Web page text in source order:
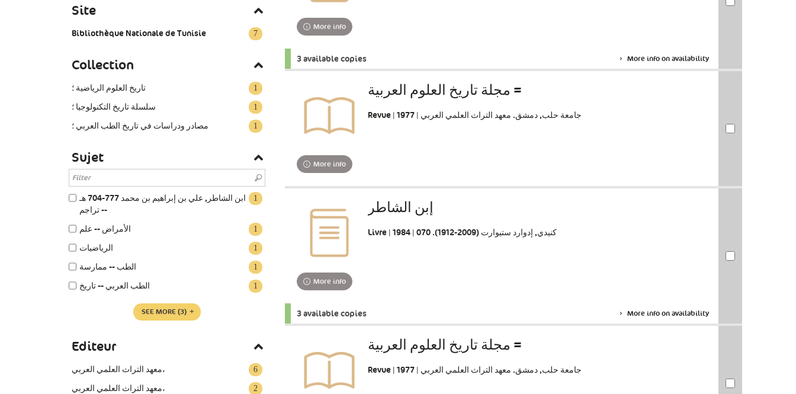
More info
3 available copies More info on availability
مجلة تاريخ العلوم العربية =
Revue | جامعة حلب‏, ‏دمشق‏. ‏معهد التراث العلمي العربي‏ | 1977
More info
إبن الشاطر‏
Livre | كنيدي, إدوارد ستيوارت (‏1912-2009). ‏070 | 1984
More info
3 available copies More info on availability
مجلة تاريخ العلوم العربية =
Revue | جامعة حلب‏, ‏دمشق‏. ‏معهد التراث العلمي العربي‏ | 1977
Site
7
Bibliothèque Nationale de Tunisie
Collection
1 تاريخ العلوم الرياضية ؛
1 سلسلة تاريخ التكنولوجيا‏ ؛
1 مصادر ودراسات في تاريخ الطب العربي ؛
Sujet
1
ابن الشاطر‏, ‏علي بن إبراهيم بن محمد ‏704-777 هـ
-- ‏‏تراجم‏
1 الأمراض -- علم
1 الرياضيات
1 الطب -- ممارسة
1 الطب العربي -- تاريخ
SEE MORE (3)
Editeur
6 معهد التراث العلمي العربي،
2 معهد التراث العلمي العربي‏،